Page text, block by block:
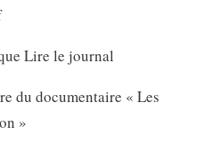
Lire le journal
du documentaire « Les
»